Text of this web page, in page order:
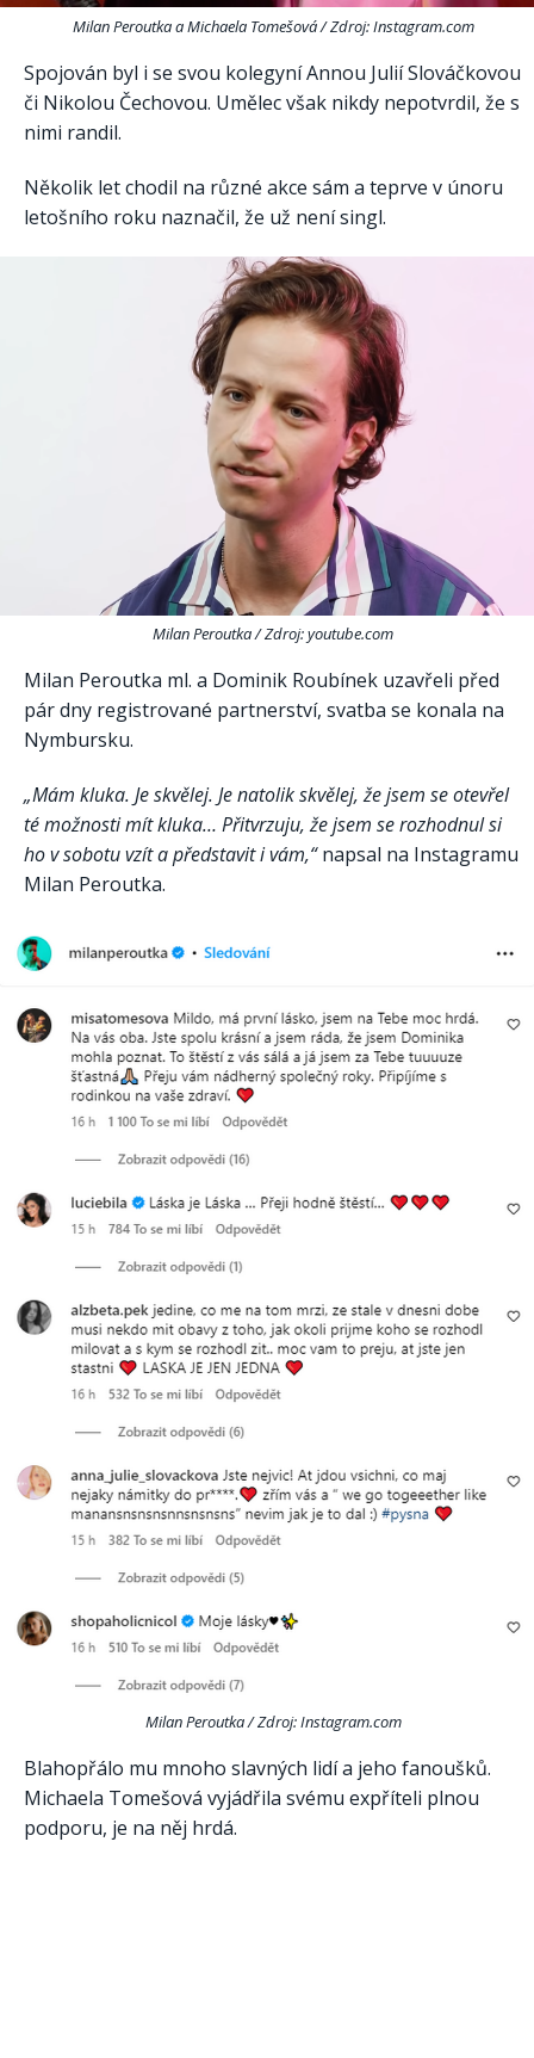
Milan Peroutka a Michaela Tomešová / Zdroj: Instagram.com
Spojován byl i se svou kolegyní Annou Julií Slováčkovou
či Nikolou Čechovou. Umělec však nikdy nepotvrdil, že s
nimi randil.
Několik let chodil na různé akce sám a teprve v únoru
letošního roku naznačil, že už není singl.
Milan Peroutka / Zdroj: youtube.com
Milan Peroutka ml. a Dominik Roubínek uzavřeli před
pár dny registrované partnerství, svatba se konala na
Nymbursku.
„Mám kluka. Je skvělej. Je natolik skvělej, že jsem se otevřel
té možnosti mít kluka… Přitvrzuju, že jsem se rozhodnul si
ho v sobotu vzít a představit i vám,“napsal na Instagramu
Milan Peroutka.
Milan Peroutka / Zdroj: Instagram.com
Blahopřálo mu mnoho slavných lidí a jeho fanoušků.
Michaela Tomešová vyjádřila svému expříteli plnou
podporu, je na něj hrdá.